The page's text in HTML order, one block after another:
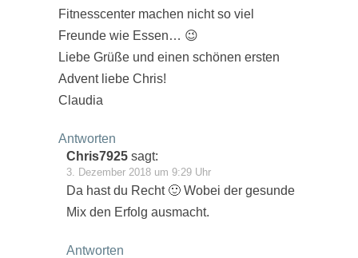
Fitnesscenter machen nicht so viel
Freunde wie Essen… 😉
Liebe Grüße und einen schönen ersten
Advent liebe Chris!
Claudia
Antworten
Chris7925 sagt:
3. Dezember 2018 um 9:29 Uhr
Da hast du Recht 🙂 Wobei der gesunde
Mix den Erfolg ausmacht.
Antworten